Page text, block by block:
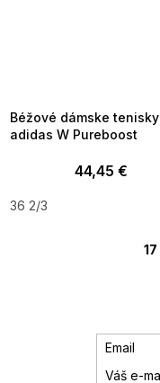
Béžové dámske tenisky
adidas W Pureboost
44,45 €
36 2/3
17
Email